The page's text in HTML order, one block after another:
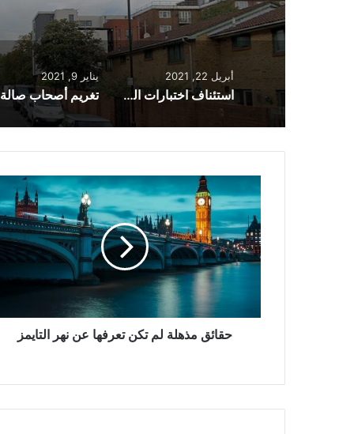
أبريل 22, 2021
استئناف اختبارات القيادة مع تخفيف قيود الإغلاق في إنجلترا
يناير 9, 2021
مذهلة
لم
تكن
تعرفها
عن
حقائق مذهلة لم تكن تعرفها عن نهر التايمز